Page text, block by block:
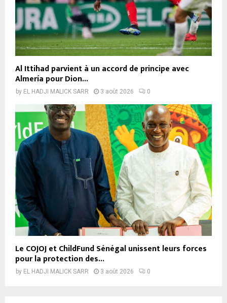
Al Ittihad parvient à un accord de principe avec
Almería pour Dion...
by EL HADJI MALICK SARR 3 août 2026 0
Le COJOJ et ChildFund Sénégal unissent leurs forces
pour la protection des...
by EL HADJI MALICK SARR 3 août 2026 0